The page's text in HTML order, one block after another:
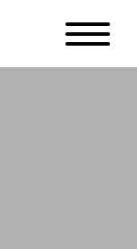
Toggle